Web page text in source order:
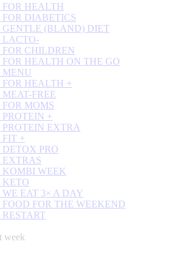
FOR HEALTH
FOR DIABETICS
GENTLE (BLAND) DIET
LACTO-
FOR CHILDREN
FOR HEALTH ON THE GO
MENU
FOR HEALTH +
MEAT-FREE
FOR MOMS
PROTEIN +
PROTEIN EXTRA
FIT +
DETOX PRO
EXTRAS
KOMBI WEEK
KETO
WE EAT 3× A DAY
FOOD FOR THE WEEKEND
RESTART
week